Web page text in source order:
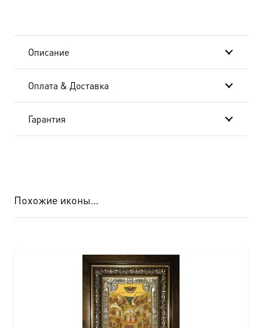
Описание
Оплата & Доставка
Гарантия
Похожие иконы…